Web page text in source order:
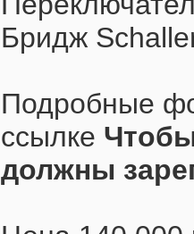
Бридж
Подробные
ссылке
должны